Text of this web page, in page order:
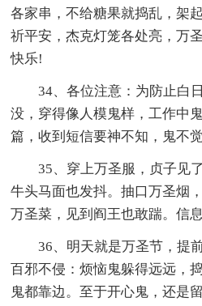
各家串，不给糖果就捣乱，架
祈平安，杰克灯笼各处亮，万
快乐!
34、各位注意：为防止白
没，穿得像人模鬼样，工作中
篇，收到短信要神不知，鬼不
35、穿上万圣服，贞子见
牛头马面也发抖。抽口万圣烟
万圣菜，见到阎王也敢踹。信
36、明天就是万圣节，提
百邪不侵：烦恼鬼躲得远远，
鬼都靠边。至于开心鬼，还是